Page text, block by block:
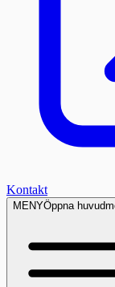
Kontakt
MENYÖppna